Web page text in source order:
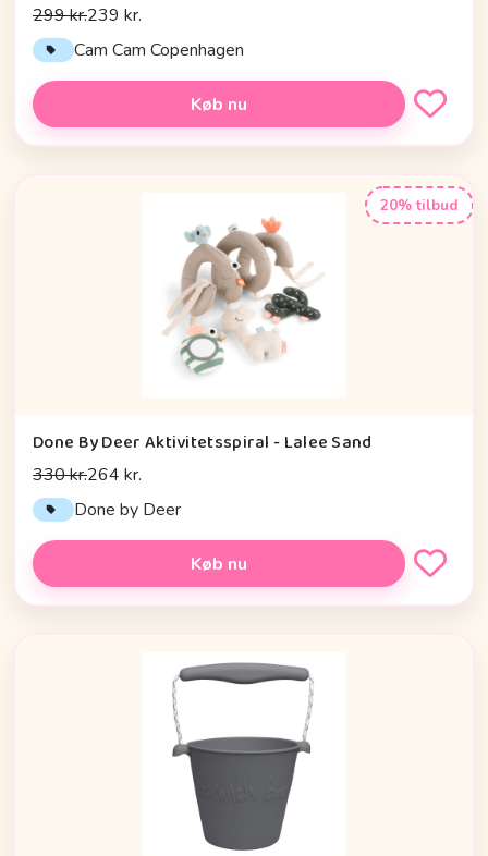
299 kr.239 kr.
Cam Cam Copenhagen
Køb nu
20% tilbud
Done By Deer Aktivitetsspiral - Lalee Sand
330 kr.264 kr.
Done by Deer
Køb nu